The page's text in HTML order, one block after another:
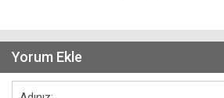
Yorum Ekle